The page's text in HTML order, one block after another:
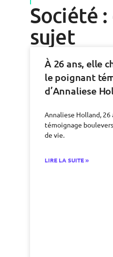
Société
sujet
À 26 ans, elle
le poignant
d’Annaliese
Annaliese Holland, 26
témoignage
de vie.
LIRE LA SUITE »